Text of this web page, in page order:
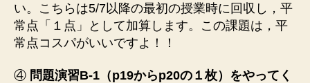
い。こちらは5/7以降の最初の授業時に回収し，平
常点「１点」として加算します。この課題は，平
常点コスパがいいですよ！！
④ 問題演習B-1（p19からp20の１枚）をやってく